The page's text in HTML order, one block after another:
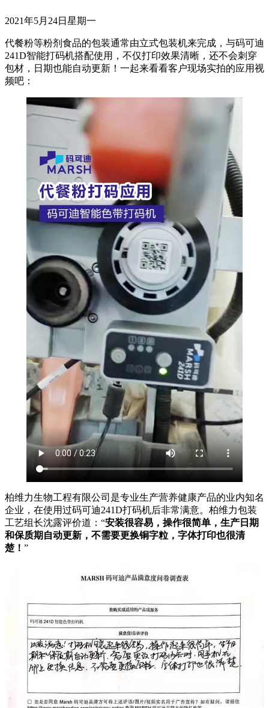
2021年5月24日星期一
代餐粉等粉剂食品的包装通常由立式包装机来完成，与码可迪
241D智能打码机搭配使用，不仅打印效果清晰，还不会刺穿
包材，日期也能自动更新！一起来看看客户现场实拍的应用视
频吧：
柏维力生物工程有限公司是专业生产营养健康产品的业内知名
企业， 在使用过码可迪241D打码机后非常满意。柏维力包装
工艺组长沈露评价道：“安装很容易，操作很简单，生产日期
和保质期自动更新，不需要更换铜字粒，字体打印也很清
楚！ ”